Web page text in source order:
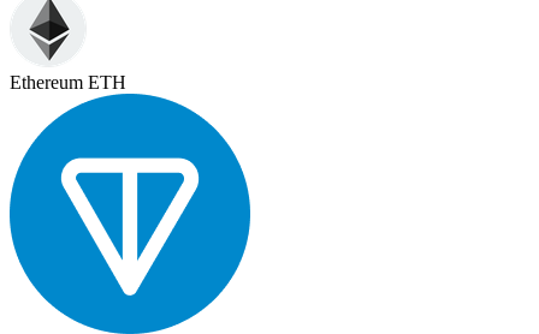
Ethereum ETH